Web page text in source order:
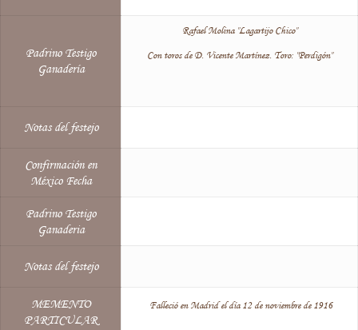
Padrino Testigo
Ganadería
Rafael Molina "Lagartijo Chico"
Con toros de D. Vicente Martínez. Toro: "Perdigón"
Notas del festejo
Confirmación en
México Fecha
Padrino Testigo
Ganaderia
Notas del festejo
MEMENTO
PARTICULAR
Falleció en Madrid el día 12 de noviembre de 1916